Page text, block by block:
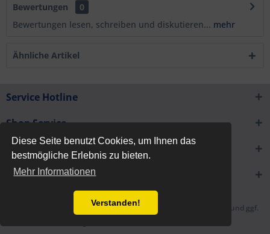
Diese Seite benutzt Cookies, um Ihnen das
bestmögliche Erlebnis zu bieten.
Mehr Informationen
Verstanden!
Bewertungen
0
Bewertungen lesen, schreiben und diskutieren... mehr
Ähnliche Artikel
Service Hotline
Shop Service
Informationen
Newsletter
* Alle Preise inkl. gesetzl. Mehrwertsteuer zzgl.
und ggf.